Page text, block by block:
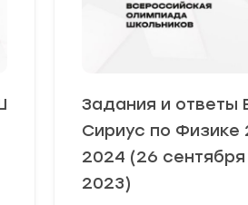
Задания и
Сириус по Физике
2024 (26 сентября
2023)